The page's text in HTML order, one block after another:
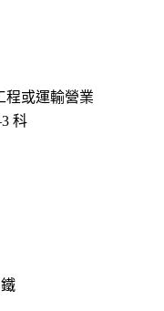
程或運輸營業
科